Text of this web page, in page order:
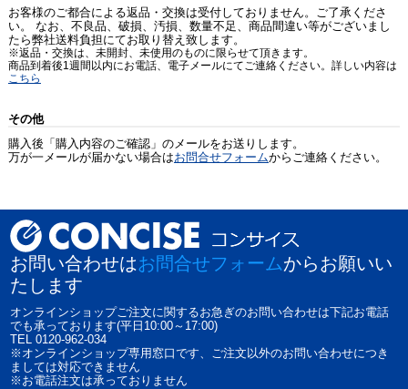
お客様のご都合による返品・交換は受付しておりません。ご了承くださ
い。 なお、不良品、破損、汚損、数量不足、商品間違い等がございまし
たら弊社送料負担にてお取り替え致します。
※返品・交換は、未開封、未使用のものに限らせて頂きます。
商品到着後1週間以内にお電話、電子メールにてご連絡ください。詳しい内容は
こちら
その他
購入後「購入内容のご確認」のメールをお送りします。
万が一メールが届かない場合はお問合せフォームからご連絡ください。
お問い合わせはお問合せフォームからお願いい
たします
オンラインショップご注文に関するお急ぎのお問い合わせは下記お電話
でも承っております(平日10:00～17:00)
TEL 0120-962-034
※オンラインショップ専用窓口です、ご注文以外のお問い合わせにつき
ましては対応できません
※お電話注文は承っておりません